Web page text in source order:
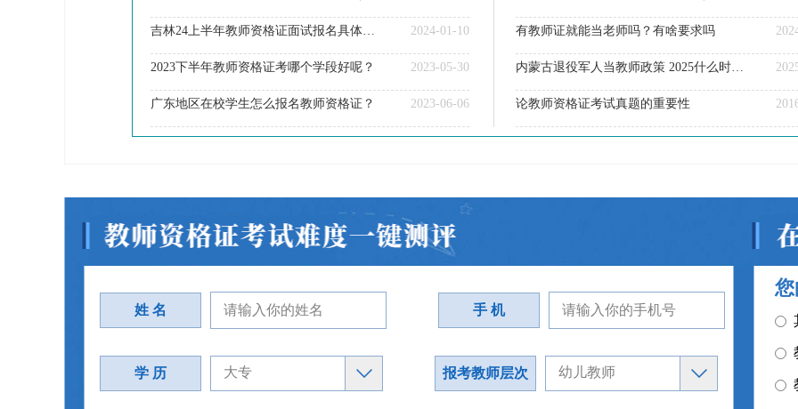
2024-01-10
2023下半年教师资格证考哪个学段好呢？ 2023-05-30
广东地区在校学生怎么报名教师资格证？ 2023-06-06
有教师证就能当老师吗？有啥要求吗
论教师资格证考试真题的重要性
姓 名 手 机
学 历 报考教师层次